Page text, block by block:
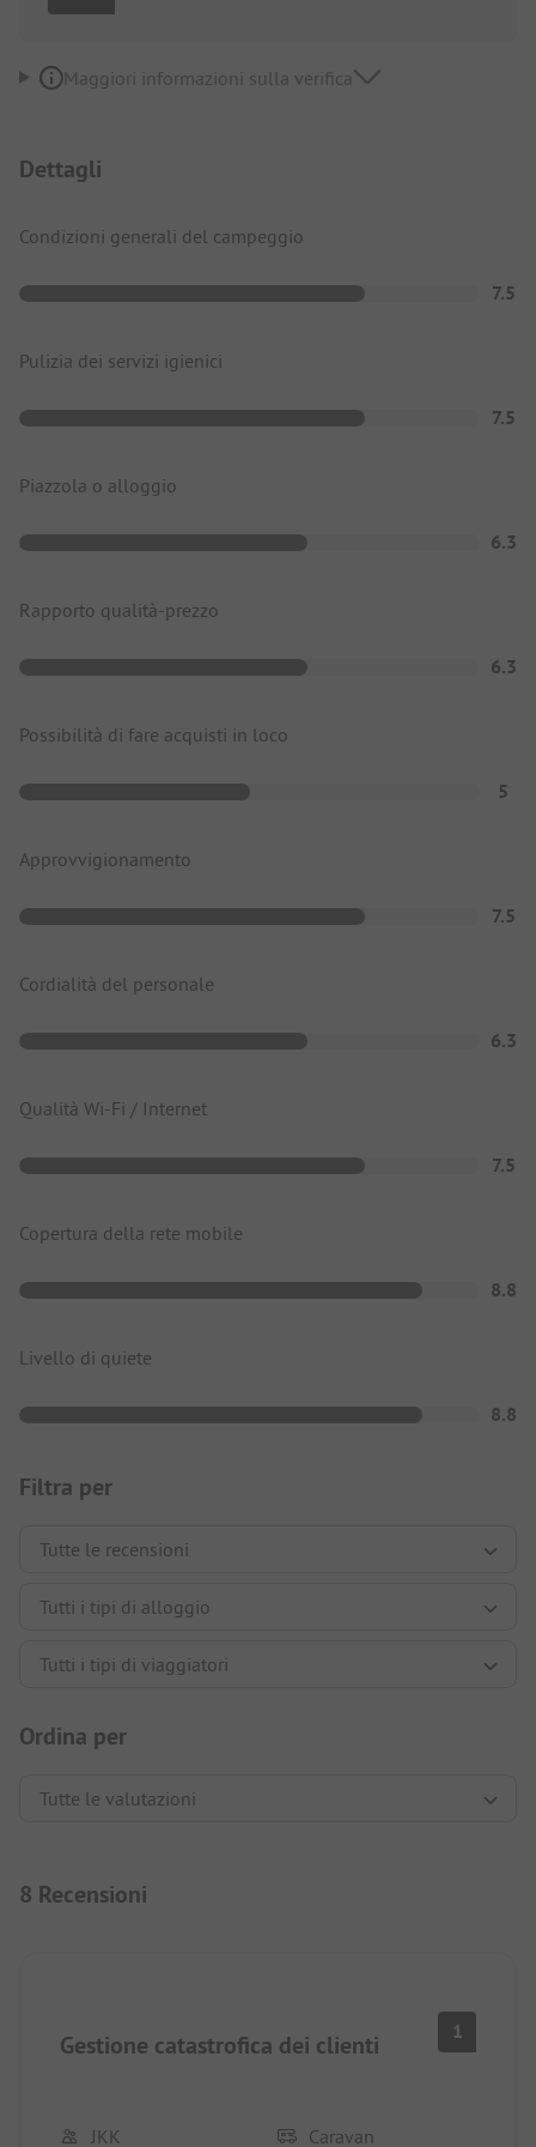
Maggiori informazioni sulla verifica
Dettagli
Condizioni generali del campeggio
7.5
Pulizia dei servizi igienici
7.5
Piazzola o alloggio
6.3
Rapporto qualità-prezzo
6.3
Possibilità di fare acquisti in loco
5
Approvvigionamento
7.5
Cordialità del personale
6.3
Qualità Wi-Fi / Internet
7.5
Copertura della rete mobile
8.8
Livello di quiete
8.8
Filtra per
Ordina per
8 Recensioni
Gestione catastrofica dei clienti 1
JKK Caravan